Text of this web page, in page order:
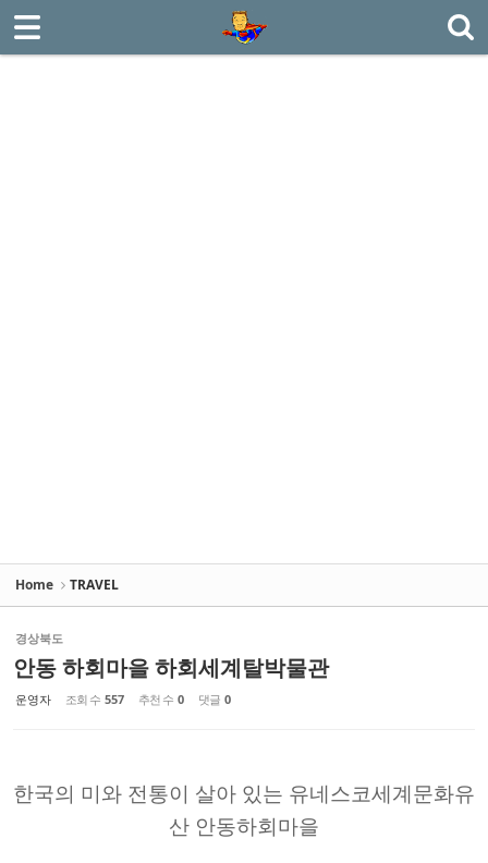
Home TRAVEL
경상북도
안동 하회마을 하회세계탈박물관
운영자 조회 수 557 추천 수 0 댓글 0
한국의 미와 전통이 살아 있는 유네스코세계문화유
산 안동하회마을
로그인
Sketchbook5, 스케치북5